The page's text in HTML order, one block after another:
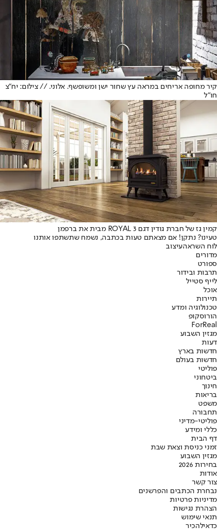
קיר מחופה אריחים במראה עץ שחור ישן ומשופשף. אלוני. // צילום: יח"צ
חו"ל
קמין גז של חברת גודין דגם ROYAL 3 מבית את ברפמן
טעינו? נתקן! אם מצאתם טעות בכתבה, נשמח שתשתפו אותנו
לוח השראהעיצוב
מדורים
ספורט
תרבות ובידור
לייף סטייל
אוכל
תיירות
טכנולוגיה ומדע
הורוסקופ
ForReal
מגזין השבוע
דעות
חדשות בארץ
חדשות בעולם
פוליטי
ביטחוני
חינוך
בריאות
משפט
תחבורה
פוליטי-מדיני
כללי ומידע
דף הבית
זמני כניסת וצאת שבת
מגזין השבוע
בחירות 2026
אודות
צור קשר
נבחרת הכתבים והפרשנים
מדיניות פרטיות
הצהרת נגישות
תנאי שימוש
כדאילהכיר